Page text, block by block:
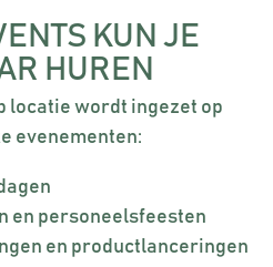
KUN JE
HUREN
locatie wordt ingezet op
evenementen:
en personeelsfeesten
en productlanceringen